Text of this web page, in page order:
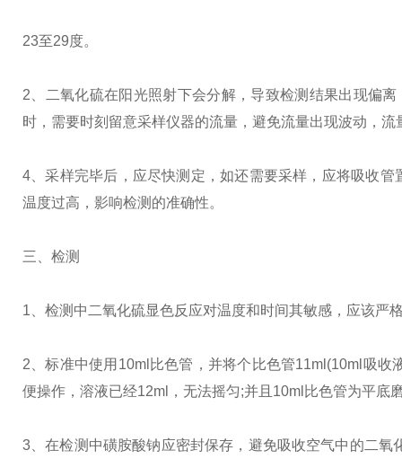
23至29度。
2、二氧化硫在阳光照射下会分解，导致检测结果出现偏
时，需要时刻留意采样仪器的流量，避免流量出现波动，
4、采样完毕后，应尽快测定，如还需要采样，应将吸收
温度过高，影响检测的准确性。
三、检测
1、检测中二氧化硫显色反应对温度和时间其敏感，应该严
2、标准中使用10ml比色管，并将个比色管11ml(10ml吸收
便操作，溶液已经12ml，无法摇匀;并且10ml比色管为平底
3、在检测中磺胺酸钠应密封保存，避免吸收空气中的二氧